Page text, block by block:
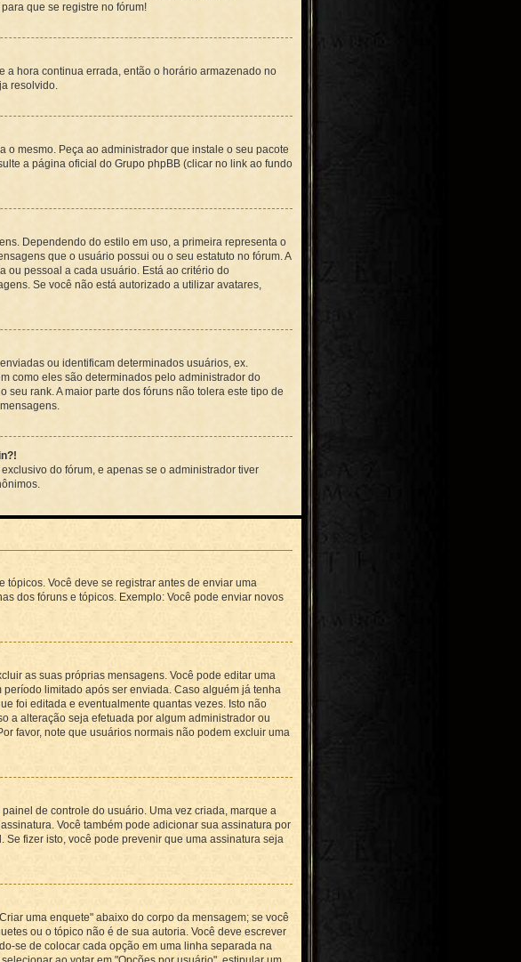
que se registre no fórum!
a hora continua errada, então o horário armazenado no
resolvido.
mesmo. Peça ao administrador que instale o seu pacote
a página oficial do Grupo phpBB (clicar no link ao fundo
Dependendo do estilo em uso, a primeira representa o
que o usuário possui ou o seu estatuto no fórum. A
ou pessoal a cada usuário. Está ao critério do
Se você não está autorizado a utilizar avatares,
ou identificam determinados usuários, ex.
como eles são determinados pelo administrador do
rank. A maior parte dos fóruns não tolera este tipo de
do fórum, e apenas se o administrador tiver
Você deve se registrar antes de enviar uma
dos fóruns e tópicos. Exemplo: Você pode enviar novos
as suas próprias mensagens. Você pode editar uma
limitado após ser enviada. Caso alguém já tenha
foi editada e eventualmente quantas vezes. Isto não
a alteração seja efetuada por algum administrador ou
favor, note que usuários normais não podem excluir uma
de controle do usuário. Uma vez criada, marque a
Você também pode adicionar sua assinatura por
fizer isto, você pode prevenir que uma assinatura seja
uma enquete" abaixo do corpo da mensagem; se você
ou o tópico não é de sua autoria. Você deve escrever
se de colocar cada opção em uma linha separada na